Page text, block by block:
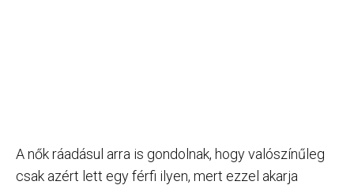
A nők ráadásul arra is gondolnak, hogy valószínűleg
csak azért lett egy férfi ilyen, mert ezzel akarja